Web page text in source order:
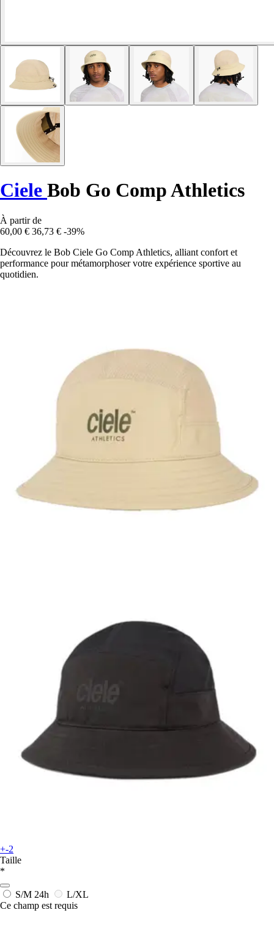
Ciele Bob Go Comp Athletics
À partir de
60,00 € 36,73 € -39%
Découvrez le Bob Ciele Go Comp Athletics, alliant confort et
performance pour métamorphoser votre expérience sportive au
quotidien.
+-2
Taille
*
S/M 24h
L/XL
Ce champ est requis